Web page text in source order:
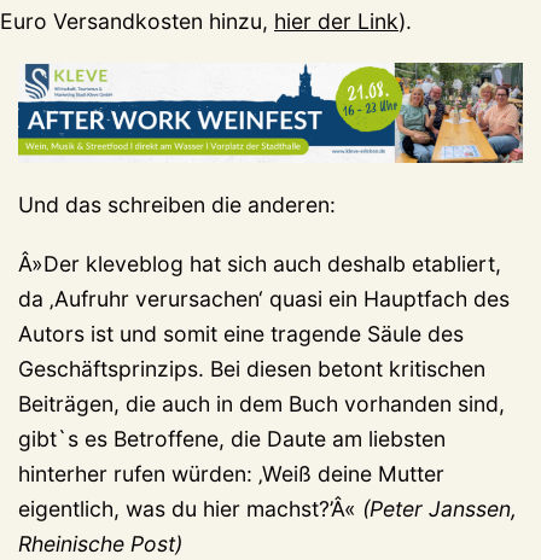
Euro Versandkosten hinzu, hier der Link).
Und das schreiben die anderen:
Â»Der kleveblog hat sich auch deshalb etabliert,
da ‚Aufruhr verursachen‘ quasi ein Hauptfach des
Autors ist und somit eine tragende Säule des
Geschäftsprinzips. Bei diesen betont kritischen
Beiträgen, die auch in dem Buch vorhanden sind,
gibt`s es Betroffene, die Daute am liebsten
hinterher rufen würden: ‚Weiß deine Mutter
eigentlich, was du hier machst?’Â« (Peter Janssen,
Rheinische Post)